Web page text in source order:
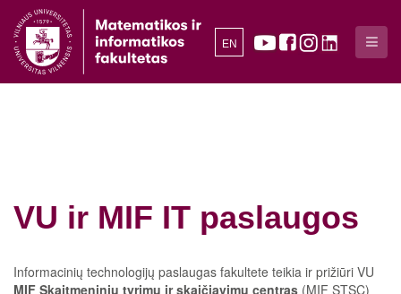
EN
VU ir MIF IT paslaugos
Informacinių technologijų paslaugas fakultete teikia ir prižiūri VU
MIF Skaitmeninių tyrimų ir skaičiavimų centras (MIF STSC)